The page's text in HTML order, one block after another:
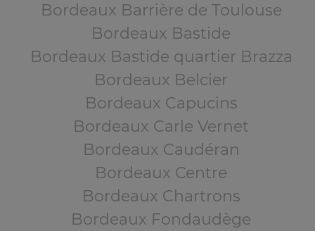
Bordeaux Barrière de Toulouse
Bordeaux Bastide
Bordeaux Bastide quartier Brazza
Bordeaux Belcier
Bordeaux Capucins
Bordeaux Carle Vernet
Bordeaux Caudéran
Bordeaux Centre
Bordeaux Chartrons
Bordeaux Fondaudège